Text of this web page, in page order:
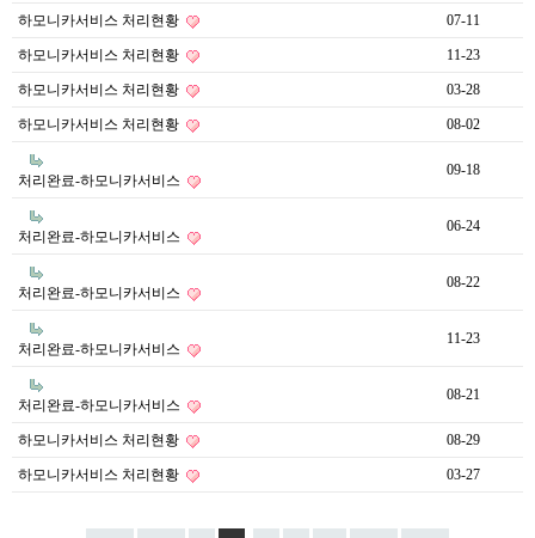
하모니카서비스 처리현황 07-11
하모니카서비스 처리현황 11-23
하모니카서비스 처리현황 03-28
하모니카서비스 처리현황 08-02
처리완료-하모니카서비스
09-18
처리완료-하모니카서비스
06-24
처리완료-하모니카서비스
08-22
처리완료-하모니카서비스
11-23
처리완료-하모니카서비스
08-21
하모니카서비스 처리현황 08-29
하모니카서비스 처리현황 03-27